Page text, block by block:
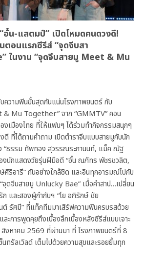
อั๋น-แสตมป์” เปิดโหมดคนดวงดี!
ตอนแรกซีรีส์ “จุดจีบสา
ในงาน “จุดจีบสายมู Meet & Mu
ความฟินขั้นสุดกันแน่นโรงภาพยนตร์ กับ
& Mu Together” จาก “GMMTV” คอน
งเมืองไทย ที่ให้แฟนๆ ได้ร่วมทำกิจกรรมสนุกๆ
ดี ที่ได้ถามคำถาม เปิดตำราจีบแบบสายมูกับนัก
“ธรรม ทัพทอง สุวรรณระกานนท์, แม็ค ณัฐ
งนักแสดงวัยรุ่นฝีมือดี “อั๋น ณภัทร พัชรชวลิต,
อารี” กันอย่างใกล้ชิด และอินทุกอารมณ์ไปกับ
ดจีบสายมู Unlucky Bae” เมื่อคำสาป…เปลี่ยน
ก และสองผู้กำกับฯ “โย อภิรักษ์ ชัย
รัศมี” ที่แท็กทีมมาเสิร์ฟความฟินครบรสด้วย
ะการพูดคุยถึงเบื้องลึกเบื้องหลังซีรีส์แบบเจาะ
งหาคม 2569 ที่ผ่านมา ที่ โรงภาพยนตร์ที่ 8
นทรัลเวิลด์ เต็มไปด้วยความสุขและรอยยิ้มทุก